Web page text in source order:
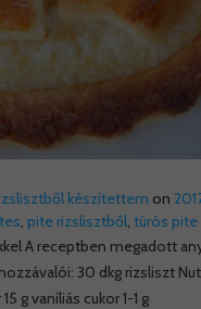
készítettem on
pite rizslisztből túrós
A receptben megadott
30 dkg rizsliszt
g vaníliás cukor 1-1 g